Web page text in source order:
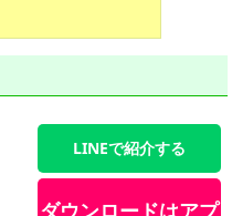
LINEで紹介する